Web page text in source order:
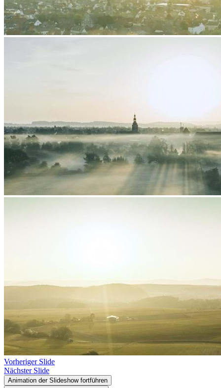
Vorheriger Slide
Nächster Slide
Animation der Slideshow fortführen